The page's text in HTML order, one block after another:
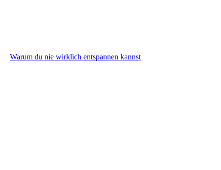
Warum du nie wirklich entspannen kannst